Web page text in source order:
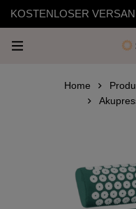
KOSTENLOSER
Home